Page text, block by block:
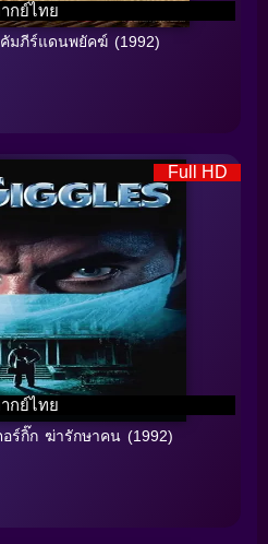
กย์ไทย
มภีร์แดนพยัคฆ์ (1992)
Full HD
กย์ไทย
อร์กิ๊ก ฆ่ารักษาคน (1992)